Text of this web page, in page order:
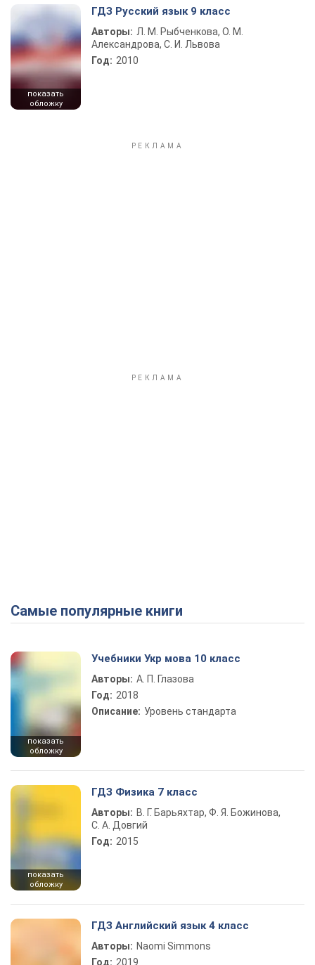
показать
обложку
ГДЗ Русский язык 9 класс
Авторы: Л. М. Рыбченкова, О. М.
Александрова, С. И. Львова
Год: 2010
Самые популярные книги
показать
обложку
Учебники Укр мова 10 класс
Авторы: А. П. Глазова
Год: 2018
Описание: Уровень стандарта
показать
обложку
ГДЗ Физика 7 класс
Авторы: В. Г. Барьяхтар, Ф. Я. Божинова,
С. А. Довгий
Год: 2015
ГДЗ Английский язык 4 класс
Авторы: Naomi Simmons
Год: 2019